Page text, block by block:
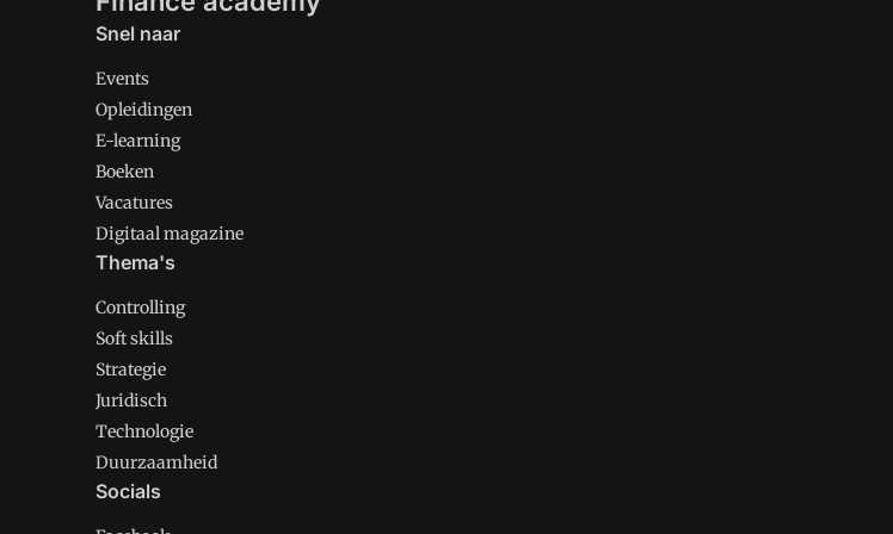
Snel naar
Events
Opleidingen
E-learning
Boeken
Vacatures
Digitaal magazine
Thema's
Controlling
Soft skills
Strategie
Juridisch
Technologie
Duurzaamheid
Socials